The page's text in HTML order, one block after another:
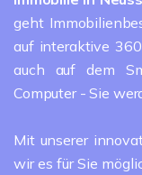
geht
auf interaktive
auch auf dem
Computer - Sie
Mit unserer
wir es für Sie